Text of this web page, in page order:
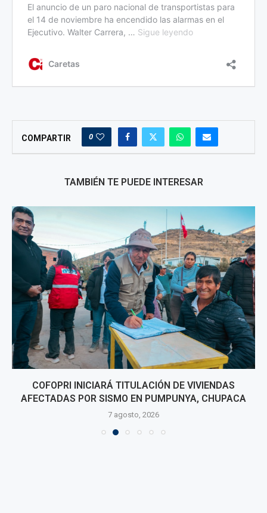
COMPARTIR 0
TAMBIÉN TE PUEDE INTERESAR
COFOPRI INICIARÁ TITULACIÓN DE VIVIENDAS
AFECTADAS POR SISMO EN PUMPUNYA, CHUPACA
7 agosto, 2026